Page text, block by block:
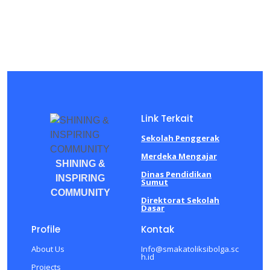
SHINING &
INSPIRING
COMMUNITY
Link Terkait
Sekolah Penggerak
Merdeka Mengajar
Dinas Pendidikan
Sumut
Direktorat Sekolah
Dasar
Profile
About Us
Projects
Kontak
Info@smakatoliksibolga.sc
h.id